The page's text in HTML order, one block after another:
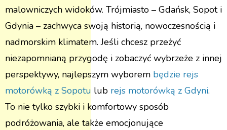
malowniczych widoków. Trójmiasto – Gdańsk, Sopot i
Gdynia – zachwyca swoją historią, nowoczesnością i
nadmorskim klimatem. Jeśli chcesz przeżyć
niezapomnianą przygodę i zobaczyć wybrzeże z innej
perspektywy, najlepszym wyborem będzie rejs
motorówką z Sopotu lub rejs motorówką z Gdyni.
To nie tylko szybki i komfortowy sposób
podróżowania, ale także emocjonujące